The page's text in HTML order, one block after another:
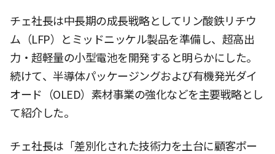
チェ社長は中長期の成長戦略としてリン酸鉄リチウ
ム（LFP）とミッドニッケル製品を準備し、超高出
力・超軽量の小型電池を開発すると明らかにした。
続けて、半導体パッケージングおよび有機発光ダイ
オード（OLED）素材事業の強化などを主要戦略とし
て紹介した。
チェ社長は「差別化された技術力を土台に顧客ポー